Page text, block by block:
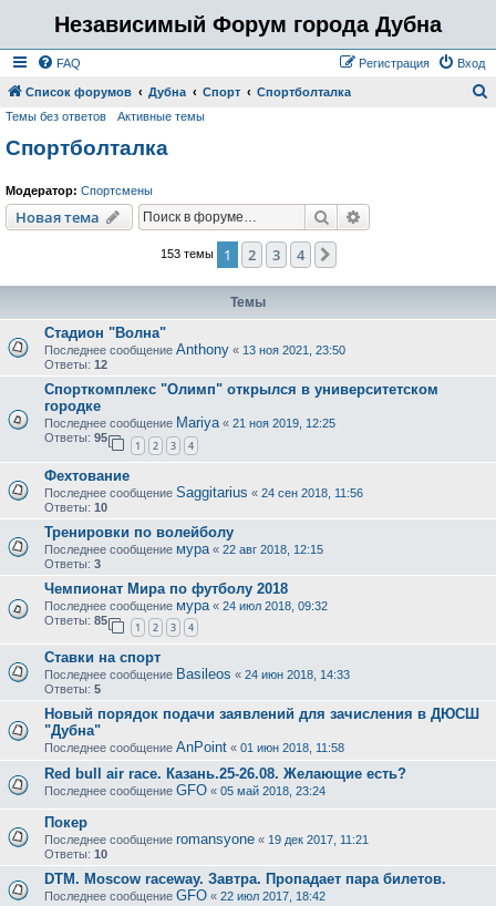
Независимый Форум города Дубна
FAQ Вход
Регистрация
Список форумов Дубна Спорт Спортболталка
Темы без ответов Активные темы
Спортболталка
Модератор: Спортсмены
Новая тема Поиск
153 темы 1 2 3 4
Темы
Стадион "Волна"
Последнее сообщение Anthony « 13 ноя 2021, 23:50
Ответы: 12
Спорткомплекс "Олимп" открылся в университетском
городке
Последнее сообщение Mariya « 21 ноя 2019, 12:25
Ответы: 95
1 2 3 4
Фехтование
Последнее сообщение Saggitarius « 24 сен 2018, 11:56
Ответы: 10
Тренировки по волейболу
Последнее сообщение мура « 22 авг 2018, 12:15
Ответы: 3
Чемпионат Мира по футболу 2018
Последнее сообщение мура « 24 июл 2018, 09:32
Ответы: 85
1 2 3 4
Ставки на спорт
Последнее сообщение Basileos « 24 июн 2018, 14:33
Ответы: 5
Новый порядок подачи заявлений для зачисления в ДЮСШ
"Дубна"
Последнее сообщение AnPoint « 01 июн 2018, 11:58
Red bull air race. Казань.25-26.08. Желающие есть?
Последнее сообщение GFO « 05 май 2018, 23:24
Покер
Последнее сообщение romansyone « 19 дек 2017, 11:21
Ответы: 10
DTM. Moscow raceway. Завтра. Пропадает пара билетов.
Последнее сообщение GFO « 22 июл 2017, 18:42